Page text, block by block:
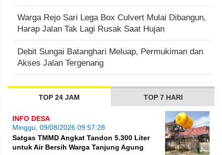
Warga Rejo Sari Lega Box Culvert Mulai Dibangun,
Harap Jalan Tak Lagi Rusak Saat Hujan
Debit Sungai Batanghari Meluap, Permukiman dan
Akses Jalan Tergenang
TOP 24 JAM TOP 7 HARI
INFO DESA
Minggu, 09/08/2026 09:57:28
Satgas TMMD Angkat Tandon 5.300 Liter
untuk Air Bersih Warga Tanjung Agung